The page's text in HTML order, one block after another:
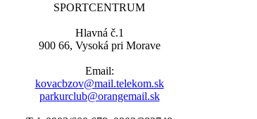
SPORTCENTRUM
Hlavná č.1
900 66, Vysoká pri Morave
Email:
kovacbzov@mail.telekom.sk
parkurclub@orangemail.sk